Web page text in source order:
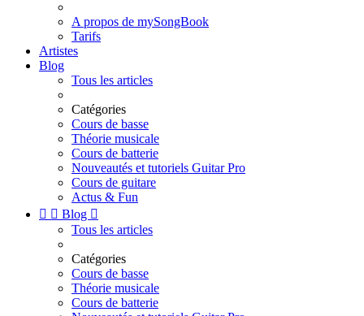
A propos de mySongBook
Tarifs
Artistes
Blog
Tous les articles
Catégories
Cours de basse
Théorie musicale
Cours de batterie
Nouveautés et tutoriels Guitar Pro
Cours de guitare
Actus & Fun
  Blog 
Tous les articles
Catégories
Cours de basse
Théorie musicale
Cours de batterie